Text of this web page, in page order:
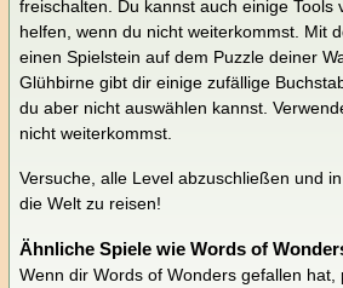
freischalten. Du kannst auch einige Tools
helfen, wenn du nicht weiterkommst. Mit
einen Spielstein auf dem Puzzle deiner
Glühbirne gibt dir einige zufällige
du aber nicht auswählen kannst.
nicht weiterkommst.
Versuche, alle Level abzuschließen und
die Welt zu reisen!
Ähnliche Spiele wie Words of
Wenn dir Words of Wonders gefallen hat,